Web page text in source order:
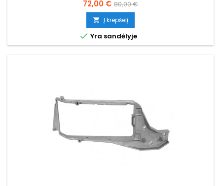
Kaina
72,00 € Bazinė
kaina
80,00 €
 Į krepšelį
 Yra sandėlyje